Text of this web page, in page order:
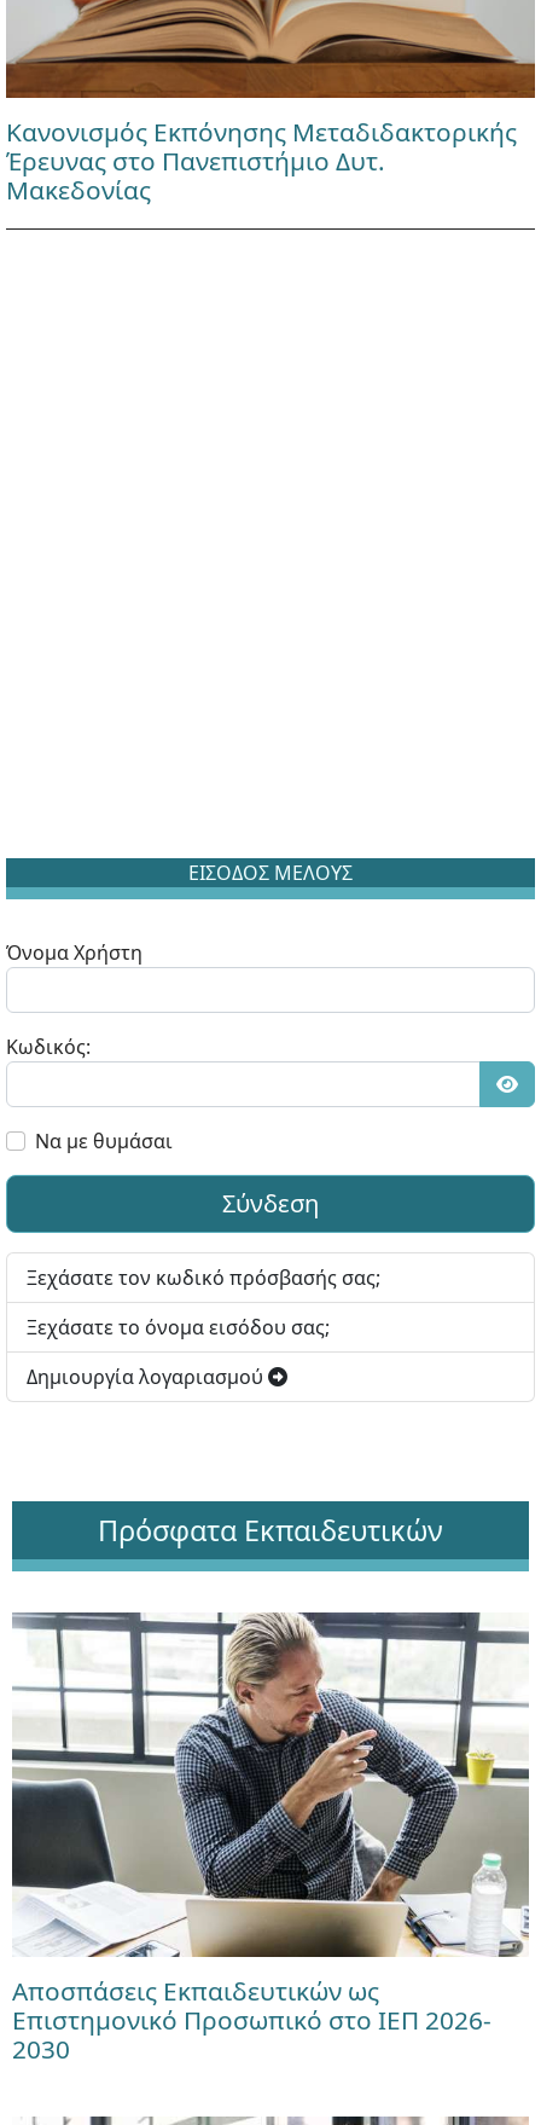
Κανονισμός Εκπόνησης Μεταδιδακτορικής
Έρευνας στο Πανεπιστήμιο Δυτ.
Μακεδονίας
ΕΙΣΟΔΟΣ ΜΕΛΟΥΣ
Όνομα Χρήστη
Κωδικός:
Να με θυμάσαι
Σύνδεση
Ξεχάσατε τον κωδικό πρόσβασής σας;
Ξεχάσατε το όνομα εισόδου σας;
Δημιουργία λογαριασμού
Πρόσφατα Εκπαιδευτικών
Αποσπάσεις Εκπαιδευτικών ως
Επιστημονικό Προσωπικό στο ΙΕΠ 2026-
2030